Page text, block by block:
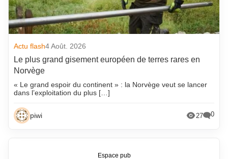
Actu flash4 Août. 2026
Le plus grand gisement européen de terres rares en
Norvège
« Le grand espoir du continent » : la Norvège veut se lancer
dans l’exploitation du plus […]
piwi 27 0
Espace pub